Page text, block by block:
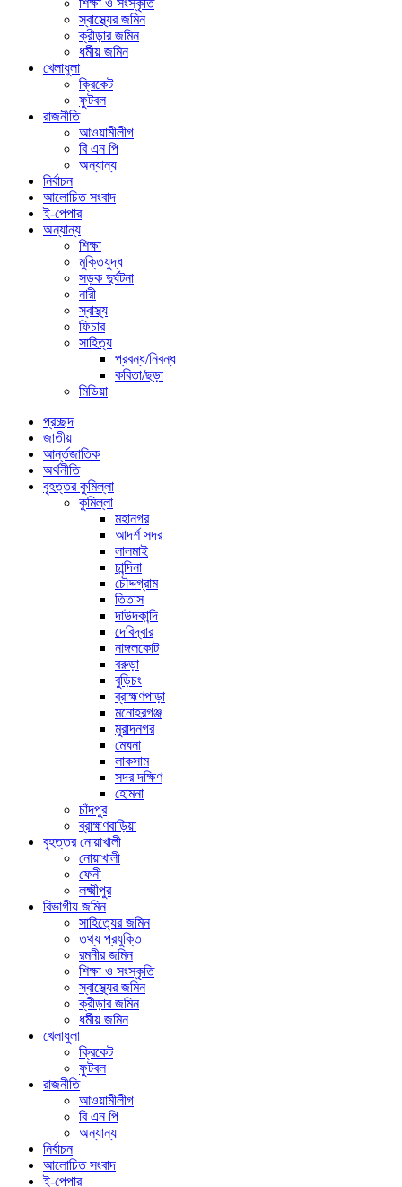
শিক্ষা ও সংস্কৃতি
স্বাস্থ্যের জমিন
ক্রীড়ার জমিন
ধর্মীয় জমিন
খেলাধুলা
ক্রিকেট
ফুটবল
রাজনীতি
আওয়ামীলীগ
বি এন পি
অন্যান্য
নির্বাচন
আলোচিত সংবাদ
ই-পেপার
অন্যান্য
শিক্ষা
মুক্তিযুদ্ধ
সড়ক দুর্ঘটনা
নারী
স্বাস্থ্য
ফিচার
সাহিত্য
প্রবন্ধ/নিবন্ধ
কবিতা/ছড়া
মিডিয়া
প্রচ্ছদ
জাতীয়
আর্ন্তজাতিক
অর্থনীতি
বৃহত্তর কুমিল্লা
কুমিল্লা
মহানগর
আদর্শ সদর
লালমাই
চান্দিনা
চৌদ্দগ্রাম
তিতাস
দাউদকান্দি
দেবিদ্বার
নাঙ্গলকোট
বরুড়া
বুড়িচং
ব্রাহ্মণপাড়া
মনোহরগঞ্জ
মুরাদনগর
মেঘনা
লাকসাম
সদর দক্ষিণ
হোমনা
চাঁদপুর
ব্রাহ্মণবাড়িয়া
বৃহত্তর নোয়াখালী
নোয়াখালী
ফেনী
লক্ষ্মীপুর
বিভাগীয় জমিন
সাহিত্যের জমিন
তথ্য প্রযুক্তি
রমনীর জমিন
শিক্ষা ও সংস্কৃতি
স্বাস্থ্যের জমিন
ক্রীড়ার জমিন
ধর্মীয় জমিন
খেলাধুলা
ক্রিকেট
ফুটবল
রাজনীতি
আওয়ামীলীগ
বি এন পি
অন্যান্য
নির্বাচন
আলোচিত সংবাদ
ই-পেপার